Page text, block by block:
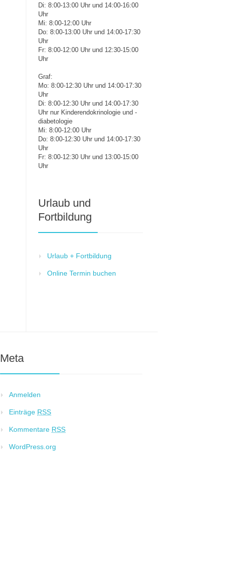
Di: 8:00-13:00 Uhr und 14:00-16:00
Uhr
Mi: 8:00-12:00 Uhr
Do: 8:00-13:00 Uhr und 14:00-17:30
Uhr
Fr: 8:00-12:00 Uhr und 12:30-15:00
Uhr
Graf:
Mo: 8:00-12:30 Uhr und 14:00-17:30
Uhr
Di: 8:00-12:30 Uhr und 14:00-17:30
Uhr nur Kinderendokrinologie und -
diabetologie
Mi: 8:00-12:00 Uhr
Do: 8:00-12:30 Uhr und 14:00-17:30
Uhr
Fr: 8:00-12:30 Uhr und 13:00-15:00
Uhr
Urlaub und
Fortbildung
Urlaub + Fortbildung
Online Termin buchen
Meta
Anmelden
Einträge RSS
Kommentare RSS
WordPress.org